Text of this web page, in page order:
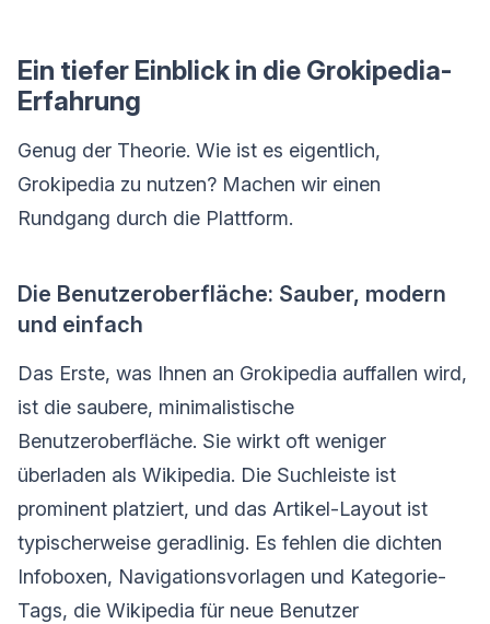
Ein tiefer Einblick in die Grokipedia-
Erfahrung
Genug der Theorie. Wie ist es eigentlich,
Grokipedia zu nutzen? Machen wir einen
Rundgang durch die Plattform.
Die Benutzeroberfläche: Sauber, modern
und einfach
Das Erste, was Ihnen an Grokipedia auffallen wird,
ist die saubere, minimalistische
Benutzeroberfläche. Sie wirkt oft weniger
überladen als Wikipedia. Die Suchleiste ist
prominent platziert, und das Artikel-Layout ist
typischerweise geradlinig. Es fehlen die dichten
Infoboxen, Navigationsvorlagen und Kategorie-
Tags, die Wikipedia für neue Benutzer